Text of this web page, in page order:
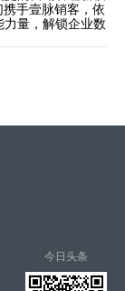
手壹脉销客，依
量，解锁企业数
今日头条